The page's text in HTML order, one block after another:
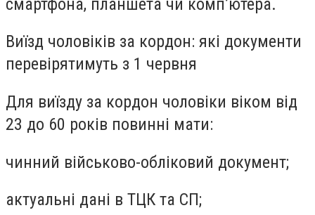
смартфона, планшета чи комп’ютера.
Виїзд чоловіків за кордон: які документи
перевірятимуть з 1 червня
Для виїзду за кордон чоловіки віком від
23 до 60 років повинні мати:
чинний військово-обліковий документ;
актуальні дані в ТЦК та СП;